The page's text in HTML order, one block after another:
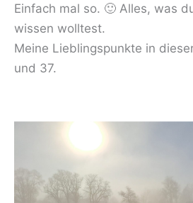
Einfach mal so. 🙂 Alles, was
wissen wolltest.
Meine Lieblingspunkte in
und 37.